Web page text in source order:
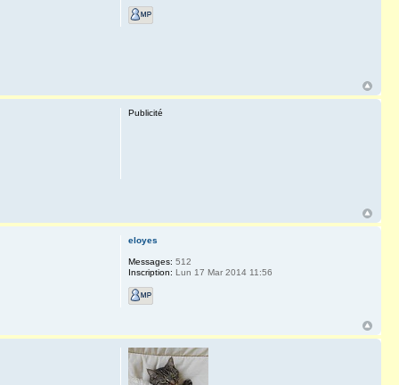
Publicité
eloyes
Messages: 512
Inscription: Lun 17 Mar 2014 11:56